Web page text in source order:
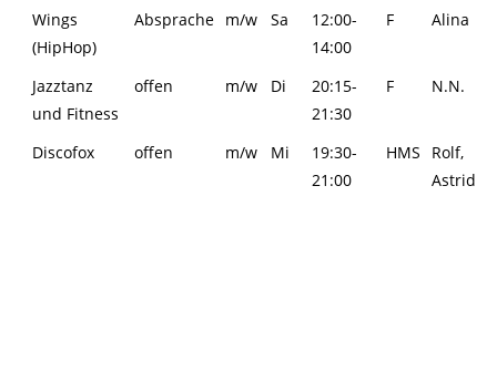
Wings
(HipHop)
Absprache m/w Sa
12:00-
14:00
F Alina
Jazztanz
und Fitness
offen m/w Di
20:15-
21:30
F N.N.
Discofox offen m/w Mi
19:30-
21:00
HMS
Rolf,
Astrid